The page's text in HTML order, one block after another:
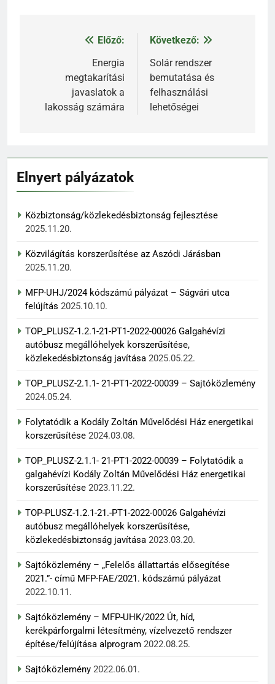
Bejegyzés
navigáció
Előző:
Energia
megtakarítási
javaslatok a
lakosság számára
Következő:
Solár rendszer
bemutatása és
felhasználási
lehetőségei
Elnyert pályázatok
Közbiztonság/közlekedésbiztonság fejlesztése
2025.11.20.
Közvilágítás korszerűsítése az Aszódi Járásban
2025.11.20.
MFP-UHJ/2024 kódszámú pályázat – Ságvári utca
felújítás 2025.10.10.
TOP_PLUSZ-1.2.1-21-PT1-2022-00026 Galgahévízi
autóbusz megállóhelyek korszerűsítése,
közlekedésbiztonság javítása 2025.05.22.
TOP_PLUSZ-2.1.1- 21-PT1-2022-00039 – Sajtóközlemény
2024.05.24.
Folytatódik a Kodály Zoltán Művelődési Ház energetikai
korszerűsítése 2024.03.08.
TOP_PLUSZ-2.1.1- 21-PT1-2022-00039 – Folytatódik a
galgahévízi Kodály Zoltán Művelődési Ház energetikai
korszerűsítése 2023.11.22.
TOP-PLUSZ-1.2.1-21.-PT1-2022-00026 Galgahévízi
autóbusz megállóhelyek korszerűsítése,
közlekedésbiztonság javítása 2023.03.20.
Sajtóközlemény – „Felelős állattartás elősegítése
2021.”- című MFP-FAE/2021. kódszámú pályázat
2022.10.11.
Sajtóközlemény – MFP-UHK/2022 Út, híd,
kerékpárforgalmi létesítmény, vízelvezető rendszer
építése/felújítása alprogram 2022.08.25.
Sajtóközlemény 2022.06.01.